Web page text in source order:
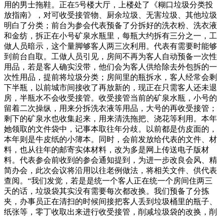
用的男士拖鞋。正在5号楼大厅，上楼处了《糊口垃圾分类投
放指南》，对可收受接管物、厨余垃圾、无害垃圾、其他垃圾
明白了分类；前台为参会代表预备了分拆好的洗衣粉、洗衣液
和金纺，拆正在小号矿泉水瓶里，每瓶大约拆有三分之一，工
做人员暗示，这个量脚够客人两三次利用。代表有需要时能够
到前台自取。工做人员引见，房间不再为客人自动预备一次性
用品，若是客人确实没带，他们会为客人供给除去外包拆的一
次性用品，提前将垃圾分类；房间里的瓶拆水，客人经常会剩
下半瓶，以前城市间接收了再放新的，现正在只需客人还未退
房，半瓶水不会收受接管。收受接管当前的矿泉水瓶，小号的
留着二次操纵，用来分拆洗衣液等用品，大号的再收受接管；
剩下的矿泉水也收集起来，用来清洗拖把、浇花等利用。本年
她领取的文件袋中，记事本取往年分歧。以前都是仿皮面的，
本年则是牛皮纸的小簿本。同时，会前发放给代表的文件、材
料，也从往年的邮寄实体材料，改为多是网上传送电子版材
料。代表参会前收到的参会通知提到，为进一步改良会风、精
简办会，此次会议将沿用以往老例做法，将相关文件、供代表
查阅。“我们发觉，若是是统一个客人正在统一个房间住两三
天的话，垃圾袋其实没有需要每次都改换。我们预备了分拣
夹，办事员正在清扫的时候间接把客人丢到垃圾桶里的瓶子、
纸张等，零丁收取出来进行收受接管，削减垃圾袋的改换，削